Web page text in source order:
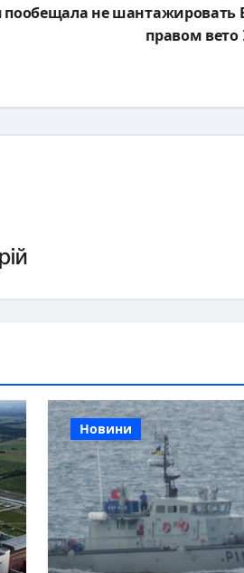
пообещала не шантажировать
правом вето
Новини